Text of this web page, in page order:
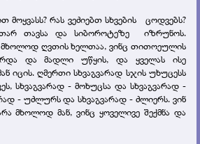
მოყვასს? რას ვეძიებთ სხვების ცოდვებს?
თავსა და სიბოროტეზე იზრუნოს.
ღვთის ხელთაა, ვინც თითოეულის
და მადლი უწყის, და ყველას ისე
იცის. ღმერთი სხვაგვარად სჯის უხუცესს
სხვაგვარად - მოხუცსა და სხვაგვარად -
- უძლურს და სხვაგვარად - ძლიერს. ვინ
მხოლოდ მან, ვინც ყოველივე შექმნა და